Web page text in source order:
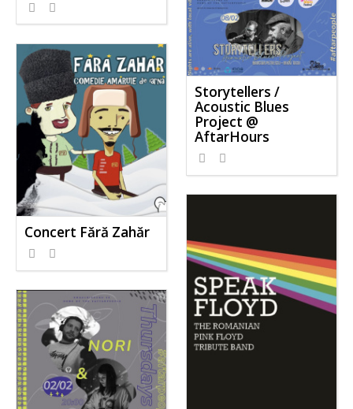
Storytellers /
Acoustic Blues
Project @
AftarHours
Concert Fără Zahăr